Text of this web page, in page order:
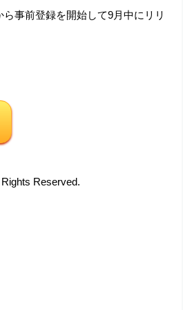
事前登録を開始して9月中にリリ
Reserved.